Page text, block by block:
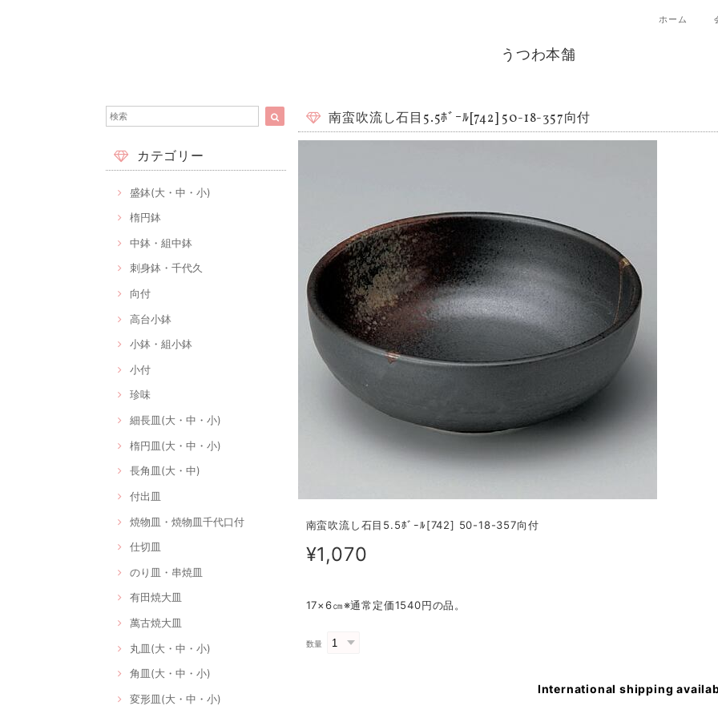
ホーム
うつわ本舗
カテゴリー
盛鉢(大・中・小)
楕円鉢
中鉢・組中鉢
刺身鉢・千代久
向付
高台小鉢
小鉢・組小鉢
小付
珍味
細長皿(大・中・小)
楕円皿(大・中・小)
長角皿(大・中)
付出皿
焼物皿・焼物皿千代口付
仕切皿
のり皿・串焼皿
有田焼大皿
萬古焼大皿
丸皿(大・中・小)
角皿(大・中・小)
変形皿(大・中・小)
南蛮吹流し石目5.5ﾎﾞｰﾙ[742] 50-18-357向付
南蛮吹流し石目5.5ﾎﾞｰﾙ[742] 50-18-357向付
¥1,070
17×6㎝※通常定価1540円の品。
数量
International shipping